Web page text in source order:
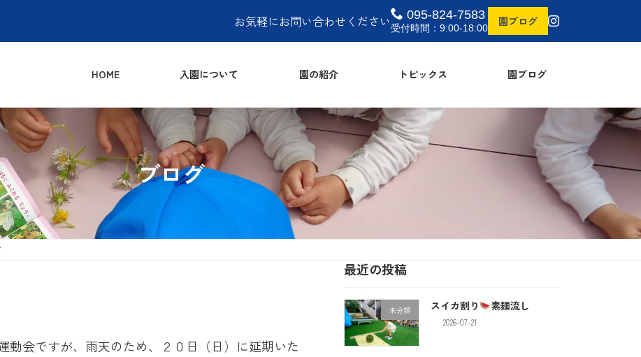
お気軽にお問い合わせください 095-824-7583
受付時間：9:00-18:00 園ブログ
HOME 入園について 園の紹介 トピックス 園ブログ
ブログ
動会ですが、雨天のため、２０日（日）に延期いた
最近の投稿
未分類 スイカ割り 素麺流し
2026-07-21